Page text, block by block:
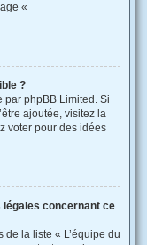
«
?
par phpBB Limited. Si
ajoutée, visitez la
voter pour des idées
légales concernant ce
de la liste « L’équipe du